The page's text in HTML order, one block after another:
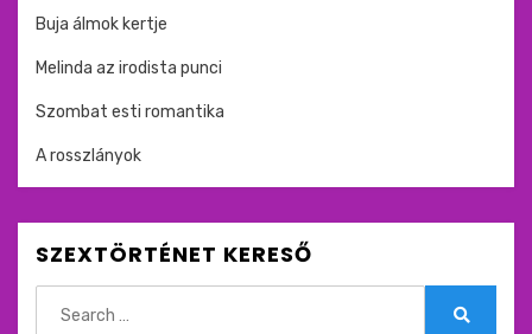
Buja álmok kertje
Melinda az irodista punci
Szombat esti romantika
A rosszlányok
SZEXTÖRTÉNET KERESŐ
for: